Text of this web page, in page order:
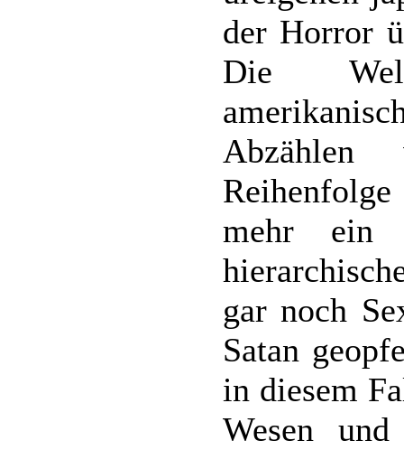
der Horror
Die
mehr ein
gar noch
Satan
in diesem
Wesen